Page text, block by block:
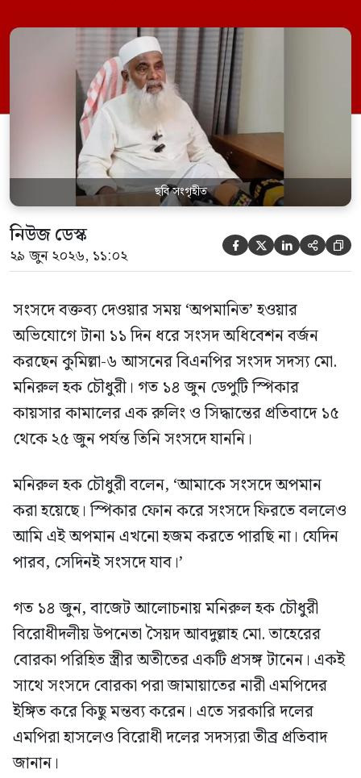
রুলিং ও সিদ্ধান্তের প্রতিবাদে ১৫ থেকে ২৫ জুন
পর্যন্ত তিনি সংসদে যাননি। মনিরুল হক চৌধুরী
বলেন, ‘আমাকে সংসদে অপমান করা হয়েছে।
স্পিকার ফোন […]
ছবি সংগৃহীত
নিউজ ডেস্ক
২৯ জুন ২০২৬, ১১:০২     
সংসদে বক্তব্য দেওয়ার সময় ‘অপমানিত’ হওয়ার
অভিযোগে টানা ১১ দিন ধরে সংসদ অধিবেশন বর্জন
করছেন কুমিল্লা-৬ আসনের বিএনপির সংসদ সদস্য মো.
মনিরুল হক চৌধুরী। গত ১৪ জুন ডেপুটি স্পিকার
কায়সার কামালের এক রুলিং ও সিদ্ধান্তের প্রতিবাদে ১৫
থেকে ২৫ জুন পর্যন্ত তিনি সংসদে যাননি।
মনিরুল হক চৌধুরী বলেন, ‘আমাকে সংসদে অপমান
করা হয়েছে। স্পিকার ফোন করে সংসদে ফিরতে বললেও
আমি এই অপমান এখনো হজম করতে পারছি না। যেদিন
পারব, সেদিনই সংসদে যাব।’
গত ১৪ জুন, বাজেট আলোচনায় মনিরুল হক চৌধুরী
বিরোধীদলীয় উপনেতা সৈয়দ আবদুল্লাহ মো. তাহেরের
বোরকা পরিহিত স্ত্রীর অতীতের একটি প্রসঙ্গ টানেন। একই
সাথে সংসদে বোরকা পরা জামায়াতের নারী এমপিদের
ইঙ্গিত করে কিছু মন্তব্য করেন। এতে সরকারি দলের
এমপিরা হাসলেও বিরোধী দলের সদস্যরা তীব্র প্রতিবাদ
জানান।